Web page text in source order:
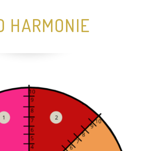
HARMONIE